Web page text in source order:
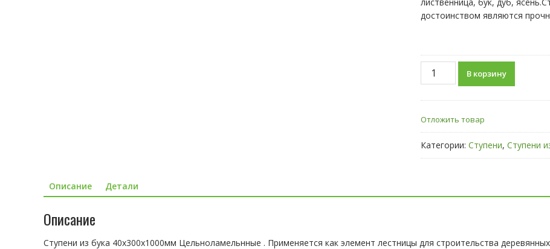
достоинством являются
Количество
Ступени
40х300х1000мм
для
лестниц
цельноламельнные
В корзину
Отложить товар
Категории: Ступени, Ступени
Описание Детали
Описание
Ступени из бука 40х300х1000мм Цельноламельнные . Применяется как элемент лестницы для строительства